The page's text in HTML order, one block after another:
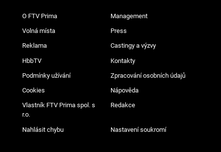
O FTV Prima Management
Volná místa Press
Reklama Castingy a výzvy
HbbTV Kontakty
Podmínky užívání Zpracování osobních údajů
Cookies Nápověda
Vlastník FTV Prima spol. s
r.o.
Redakce
Nahlásit chybu Nastavení soukromí